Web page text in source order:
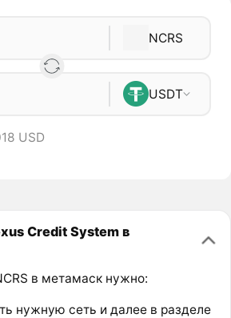
NCRS
USDT
USD
Credit System в
в метамаск нужно:
нужную сеть и далее в разделе